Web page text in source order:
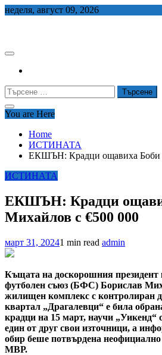
Skip
неделя, август 09, 2026
Търсене
за:
You are Here
Home
ИСТИНАТА
ЕКШЪН: Крадци ощавиха Боби
ИСТИНАТА
ЕКШЪН: Крадци
Михайлов с €500 000
март 31, 20241 min read admin
Къщата на доскорошния президент
футболен съюз (БФС) Борислав
жилищен комплекс с контролиран
квартал „Драгалевци“ е била
крадци на 15 март, научи „Уикенд“
един от друг свои източници, а
обир беше потвърдена неофициално
МВР.